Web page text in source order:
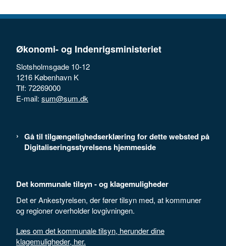
Økonomi- og Indenrigsministeriet
Slotsholmsgade 10-12
1216 København K
Tlf: 72269000
E-mail: sum@sum.dk
Gå til tilgængelighedserklæring for dette websted på
Digitaliseringsstyrelsens hjemmeside
Det kommunale tilsyn - og klagemuligheder
Det er Ankestyrelsen, der fører tilsyn med, at kommuner
og regioner overholder lovgivningen.
Læs om det kommunale tilsyn, herunder dine
klagemuligheder, her.